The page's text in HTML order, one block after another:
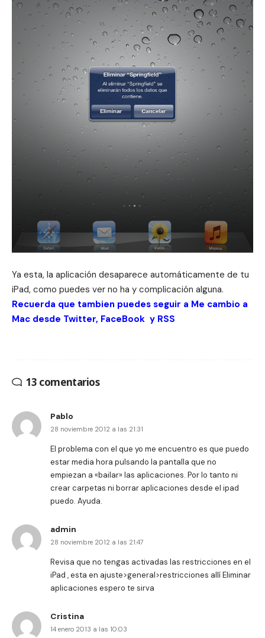
Ya esta, la aplicación desaparece automáticamente de tu
iPad, como puedes ver no ha y complicación alguna.
Recuerda que tambien puedes seguir a Me cambio a
Mac desde Twitter, FaceBook y RSS
13 comentarios
Pablo
28 noviembre 2012 a las 21:31
El problema con el que yo me encuentro es que puedo
estar media hora pulsando la pantalla que no
empiezan a «bailar» las aplicaciones. Por lo tanto ni
crear carpetas ni borrar aplicaciones desde el ipad
puedo. Ayuda.
admin
28 noviembre 2012 a las 21:47
Revisa que no tengas activadas las restricciones en el
iPad , esta en ajuste>general>restricciones allí Eliminar
aplicaciones espero te sirva
Cristina
14 enero 2013 a las 10:03